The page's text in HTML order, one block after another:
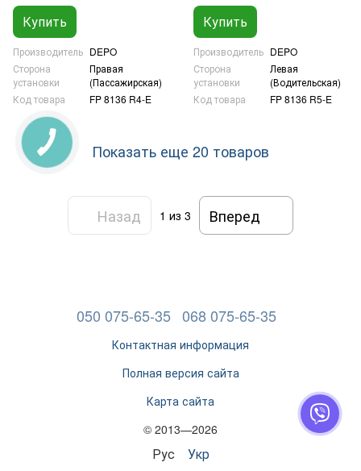
Купить
Производитель DEPO
Сторона
установки
Правая
(Пассажирская)
Код товара
FP 8136 R4-E
Купить
Производитель DEPO
Сторона
установки
Левая
(Водительская)
Код товара
FP 8136 R5-E
Показать еще 20 товаров
Назад 1 из 3 Вперед
050 075-65-35 068 075-65-35
Контактная информация
Полная версия сайта
Карта сайта
© 2013—2026
Рус Укр